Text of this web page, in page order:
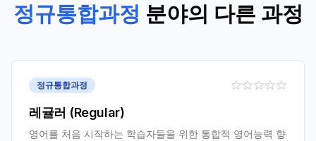
정규통합과정 분야의 다른 과정
정규통합과정
레귤러 (Regular)
영어를 처음 시작하는 학습자들을 위한 통합적 영어능력 향